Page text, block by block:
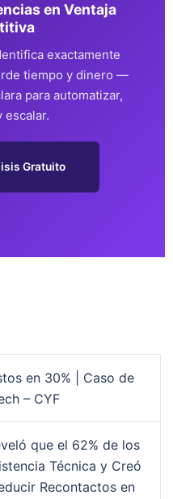
en Ventaja
exactamente
tiempo y dinero —
para automatizar,
escalar.
Gratuito
en 30% | Caso de
– CYF
que el 62% de los
Técnica y Creó
Recontactos en